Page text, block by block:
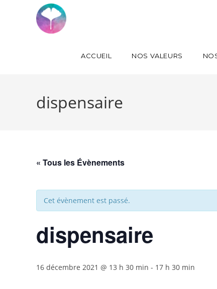
ACCUEIL NOS VALEURS
dispensaire
« Tous les Évènements
Cet évènement est passé.
dispensaire
16 décembre 2021 @ 13 h 30 min - 17 h 30 min